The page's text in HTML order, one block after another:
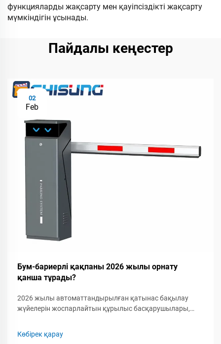
функцияларды жақсарту мен қауіпсіздікті жақсарту
мүмкіндігін ұсынады.
Пайдалы кеңестер
02
Feb
Бум-бариерлі қақпаны 2026 жылы орнату
қанша тұрады?
2026 жылы автоматтандырылған қатынас бақылау
жүйелерін жоспарлайтын құрылыс басқарушылары,
құрылымын түсіну маңызды. Бум-бариерлік қақпаққа...
Көбірек қарау